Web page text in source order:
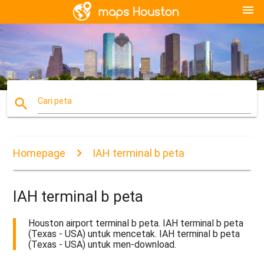
menu
search Cari peta
Homepage IAH terminal b peta
IAH terminal b peta
Houston airport terminal b peta. IAH terminal b peta
(Texas - USA) untuk mencetak. IAH terminal b peta
(Texas - USA) untuk men-download.